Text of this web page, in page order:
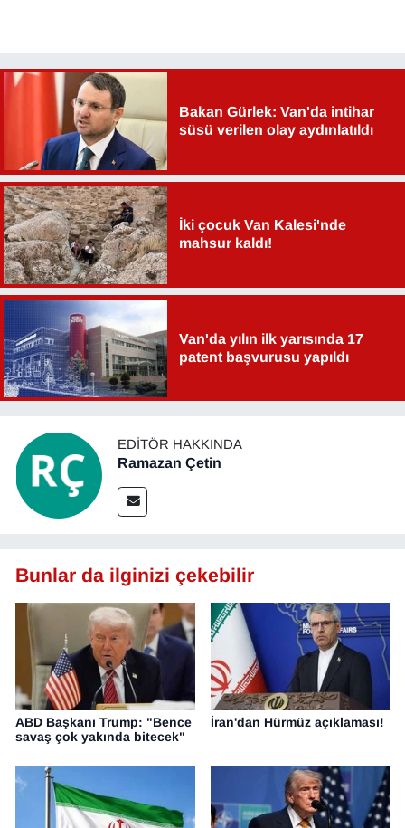
Bakan Gürlek: Van'da intihar
süsü verilen olay aydınlatıldı
İki çocuk Van Kalesi'nde
mahsur kaldı!
Van'da yılın ilk yarısında 17
patent başvurusu yapıldı
EDITÖR HAKKINDA
Ramazan Çetin
Bunlar da ilginizi çekebilir
ABD Başkanı Trump: "Bence
savaş çok yakında bitecek"
İran'dan Hürmüz açıklaması!